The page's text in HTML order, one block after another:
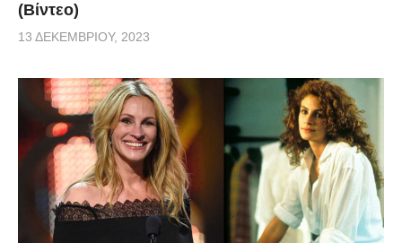
(Βίντεο)
13 ΔΕΚΕΜΒΡΊΟΥ, 2023